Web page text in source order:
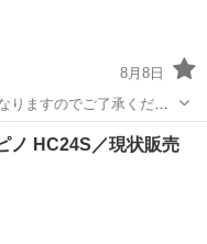
8月8日
ますのでご了承くださ
和10年5月まで ...
サンバートラック
ノ HC24S／現状販売